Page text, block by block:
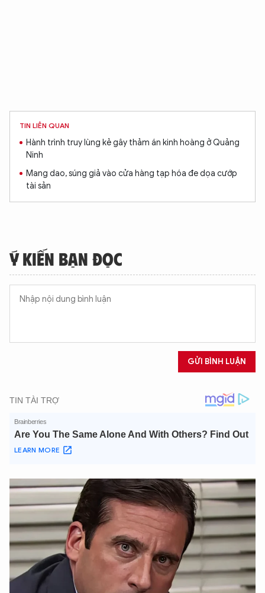
TIN LIÊN QUAN
Hành trình truy lùng kẻ gây thảm án kinh hoàng ở Quảng
Ninh
Mang dao, súng giả vào cửa hàng tạp hóa đe dọa cướp
tài sản
Ý KIẾN BẠN ĐỌC
GỬI BÌNH LUẬN